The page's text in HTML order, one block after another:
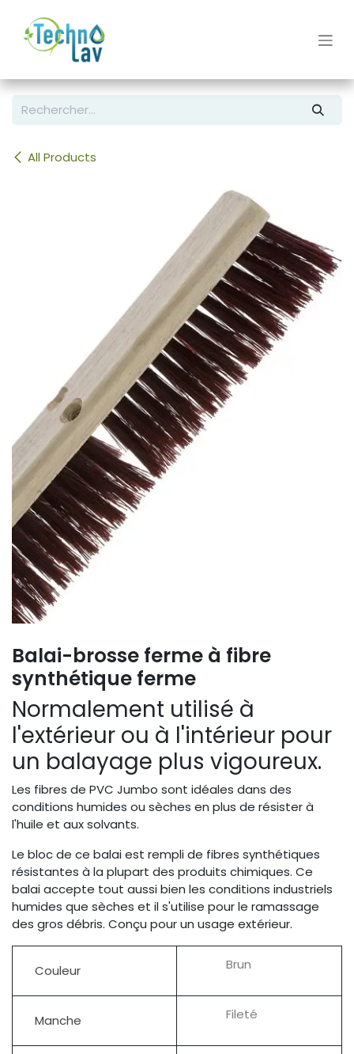
All Products
Balai-brosse ferme à fibre
synthétique ferme
Normalement utilisé à
l'extérieur ou à l'intérieur pour
un balayage plus vigoureux.
Les fibres de PVC Jumbo sont idéales dans des
conditions humides ou sèches en plus de résister à
l'huile et aux solvants.
Le bloc de ce balai est rempli de fibres synthétiques
résistantes à la plupart des produits chimiques. Ce
balai accepte tout aussi bien les conditions industriels
humides que sèches et il s'utilise pour le ramassage
des gros débris. Conçu pour un usage extérieur.
Couleur Brun
Manche Fileté